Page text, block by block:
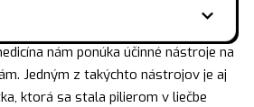
nám ponúka účinné nástroje na
Jedným z takýchto nástrojov je aj
ktorá sa stala pilierom v liečbe